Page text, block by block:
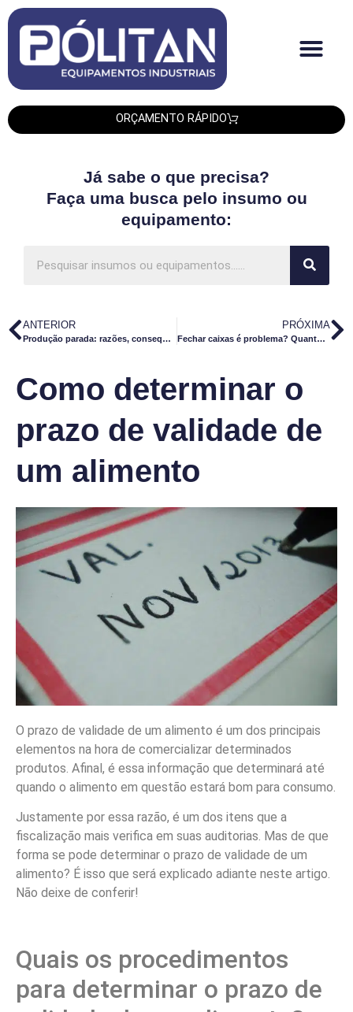
ORÇAMENTO RÁPIDO
Já sabe o que precisa?
Faça uma busca pelo insumo ou
equipamento:
ANTERIOR
Produção parada: razões, consequências e como evitar
PRÓXIMA
Fechar caixas é problema? Quanto tempo sua empresa gasta nisso?
Como determinar o
prazo de validade de
um alimento
O prazo de validade de um alimento é um dos principais
elementos na hora de comercializar determinados
produtos. Afinal, é essa informação que determinará até
quando o alimento em questão estará bom para consumo.
Justamente por essa razão, é um dos itens que a
fiscalização mais verifica em suas auditorias. Mas de que
forma se pode determinar o prazo de validade de um
alimento? É isso que será explicado adiante neste artigo.
Não deixe de conferir!
Quais os procedimentos
para determinar o prazo de